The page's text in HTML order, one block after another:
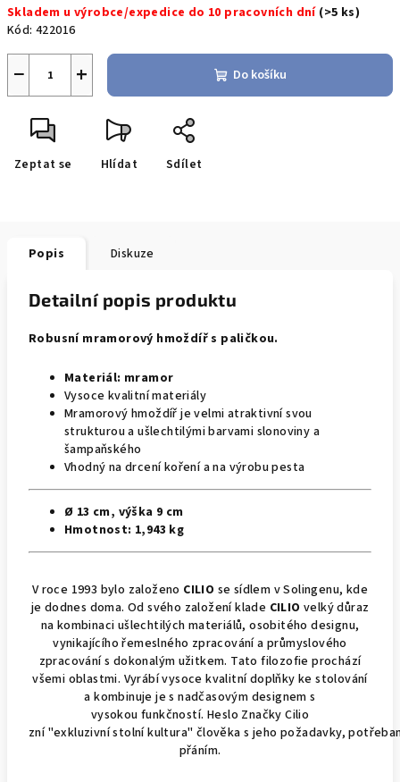
cena:
Skladem u výrobce/expedice do 10 pracovních dní (>5 ks)
Kód: 422016
+
− Do košíku
Zeptat se Hlídat Sdílet
Popis Diskuze
Detailní popis produktu
Robusní mramorový hmoždíř s paličkou.
Materiál: mramor
Vysoce kvalitní materiály
Mramorový hmoždíř je velmi atraktivní svou
strukturou a ušlechtilými barvami slonoviny a
šampaňského
Vhodný na drcení koření a na výrobu pesta
Ø 13 cm, výška 9 cm
Hmotnost: 1,943 kg
V roce 1993 bylo založeno CILIO se sídlem v Solingenu, kde
je dodnes doma. Od svého založení klade CILIO velký důraz
na kombinaci ušlechtilých materiálů, osobitého designu,
vynikajícího řemeslného zpracování a průmyslového
zpracování s dokonalým užitkem. Tato filozofie prochází
všemi oblastmi. Vyrábívysoce kvalitnídoplňky ke stolování
a kombinuje je s nadčasovým designem s
vysokou funkčností. Heslo Značky Cilio
zní"exkluzivnístolníkultura" člověka s jeho požadavky,
přáním.